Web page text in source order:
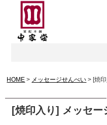
HOME メッセージせんべい [焼
[焼印入り] メッセー